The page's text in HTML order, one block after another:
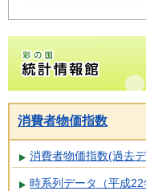
彩の国
消費者物価指数
消費者物価指数(過去
時系列データ（平成22